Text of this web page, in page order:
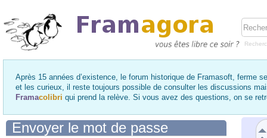
Après 15 années d’existence, le forum historique de Framasoft, ferme
et les curieux, il reste toujours possible de consulter les discussions
Framacolibri qui prend la relève. Si vous avez des questions, on se
Envoyer le mot de passe